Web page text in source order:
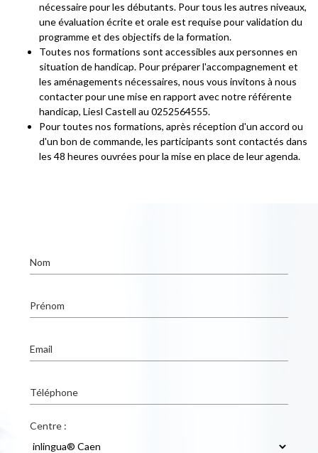
nécessaire pour les débutants. Pour tous les autres niveaux,
une évaluation écrite et orale est requise pour validation du
programme et des objectifs de la formation.
Toutes nos formations sont accessibles aux personnes en
situation de handicap. Pour préparer l'accompagnement et
les aménagements nécessaires, nous vous invitons à nous
contacter pour une mise en rapport avec notre référente
handicap, Liesl Castell au 0252564555.
Pour toutes nos formations, après réception d'un accord ou
d'un bon de commande, les participants sont contactés dans
les 48 heures ouvrées pour la mise en place de leur agenda.
Nom
Prénom
Email
Téléphone
Centre :